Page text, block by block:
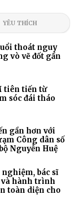
YÊU THÍCH
thoát nguy
vò vẽ đốt gần
tiên tiến từ
sóc đái tháo
gần hơn với
Công dân số
Nguyễn Huệ
bác sĩ
và hành trình
toàn diện cho